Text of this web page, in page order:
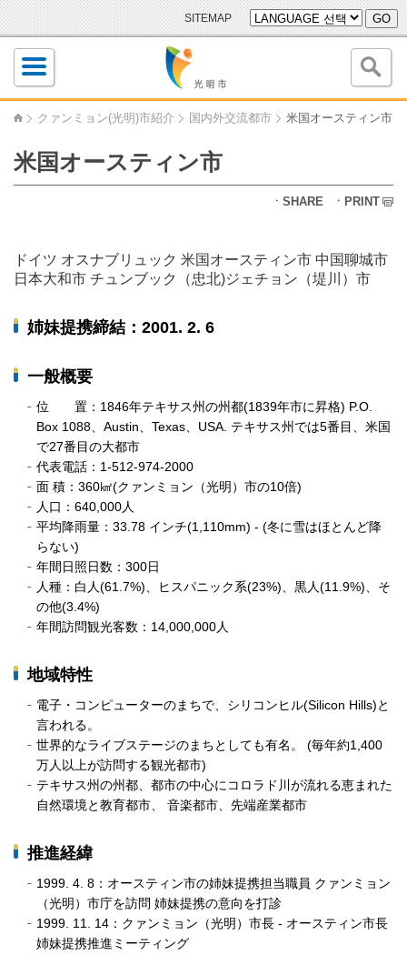
SITEMAP GO
クァンミョン(光明)市紹介 国内外交流都市 米国オースティン市
米国オースティン市
ㆍSHARE ㆍPRINT
ドイツ オスナブリュック 米国オースティン市 中国聊城市
日本大和市 チュンブック（忠北)ジェチョン（堤川）市
姉妹提携締結：2001. 2. 6
一般概要
位 置：1846年テキサス州の州都(1839年市に昇格) P.O.
Box 1088、Austin、Texas、USA. テキサス州では5番目、米国
で27番目の大都市
代表電話：1-512-974-2000
面 積：360㎢(クァンミョン（光明）市の10倍)
人口：640,000人
平均降雨量：33.78 インチ(1,110mm) - (冬に雪はほとんど降
らない)
年間日照日数：300日
人種：白人(61.7%)、ヒスパニック系(23%)、黒人(11.9%)、そ
の他(3.4%)
年間訪問観光客数：14,000,000人
地域特性
電子・コンピューターのまちで、シリコンヒル(Silicon Hills)と
言われる。
世界的なライブステージのまちとしても有名。 (毎年約1,400
万人以上が訪問する観光都市)
テキサス州の州都、都市の中心にコロラド川が流れる恵まれた
自然環境と教育都市、 音楽都市、先端産業都市
推進経緯
1999. 4. 8：オースティン市の姉妹提携担当職員 クァンミョン
（光明）市庁を訪問 姉妹提携の意向を打診
1999. 11. 14：クァンミョン（光明）市長 - オースティン市長
姉妹提携推進ミーティング